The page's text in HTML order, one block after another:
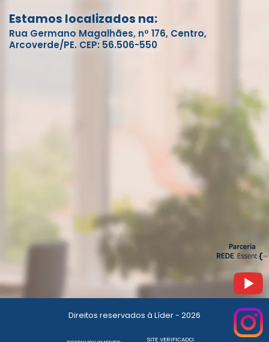
Estamos localizados na:
Rua Germano Magalhães, nº 176, Centro,
Arcoverde/PE. CEP: 56.506-550
Direitos reservados à Líder - 2026
SITE VERIFICADO: